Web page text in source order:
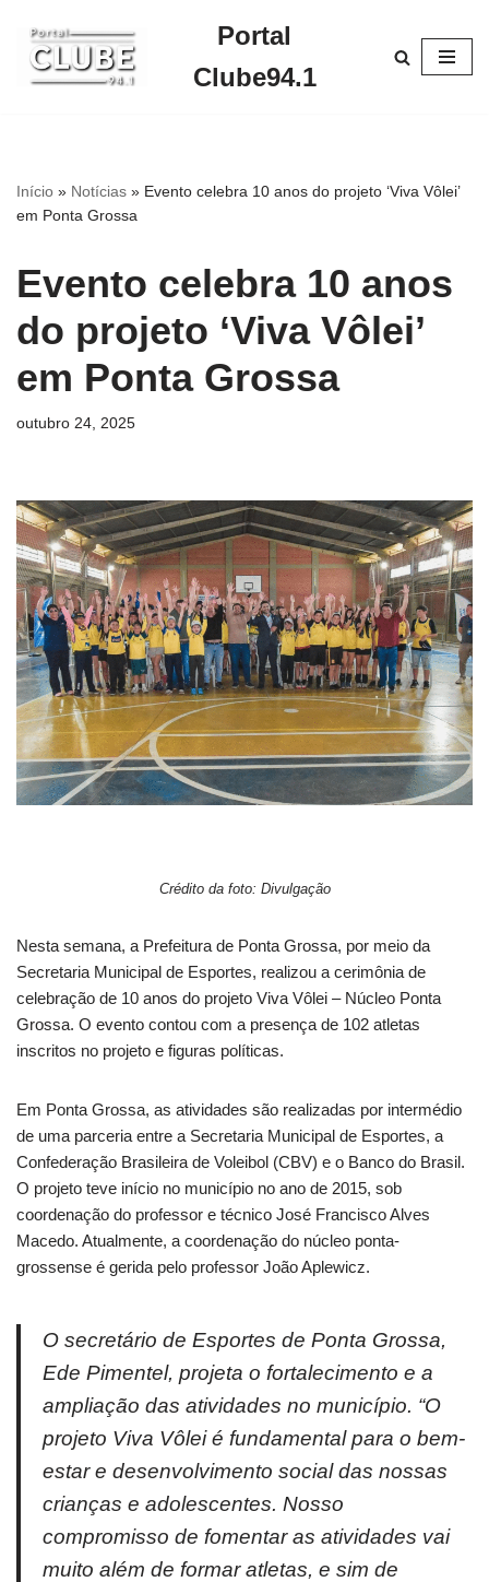
Pular
para
Portal
Clube94.1
Início » Notícias » Evento celebra 10 anos do projeto ‘Viva Vôlei’
em Ponta Grossa
Evento celebra 10 anos
do projeto ‘Viva Vôlei’
em Ponta Grossa
outubro 24, 2025
Crédito da foto: Divulgação
Nesta semana, a Prefeitura de Ponta Grossa, por meio da
Secretaria Municipal de Esportes, realizou a cerimônia de
celebração de 10 anos do projeto Viva Vôlei – Núcleo Ponta
Grossa. O evento contou com a presença de 102 atletas
inscritos no projeto e figuras políticas.
Em Ponta Grossa, as atividades são realizadas por intermédio
de uma parceria entre a Secretaria Municipal de Esportes, a
Confederação Brasileira de Voleibol (CBV) e o Banco do Brasil.
O projeto teve início no município no ano de 2015, sob
coordenação do professor e técnico José Francisco Alves
Macedo. Atualmente, a coordenação do núcleo ponta-
grossense é gerida pelo professor João Aplewicz.
O secretário de Esportes de Ponta Grossa,
Ede Pimentel, projeta o fortalecimento e a
ampliação das atividades no município. “O
projeto Viva Vôlei é fundamental para o bem-
estar e desenvolvimento social das nossas
crianças e adolescentes. Nosso
compromisso de fomentar as atividades vai
muito além de formar atletas, e sim de